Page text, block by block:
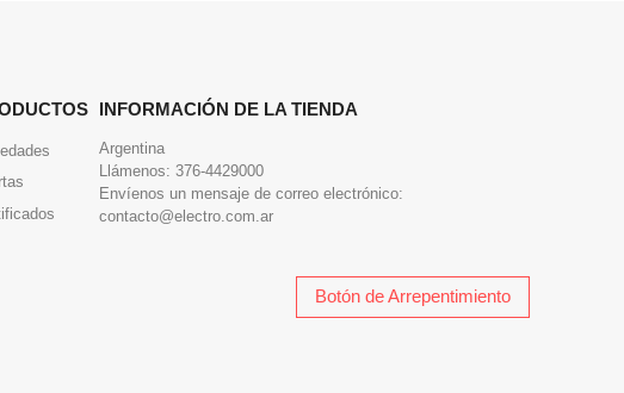
INFORMACIÓN DE LA TIENDA
Argentina
Llámenos: 376-4429000
Envíenos un mensaje de correo electrónico:
contacto@electro.com.ar
Botón de Arrepentimiento